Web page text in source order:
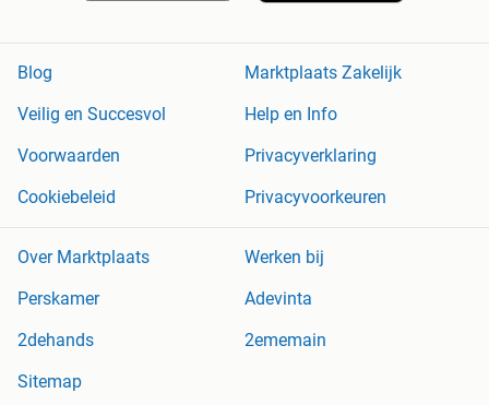
Blog
Marktplaats Zakelijk
Veilig en Succesvol
Help en Info
Voorwaarden
Privacyverklaring
Cookiebeleid
Privacyvoorkeuren
Over Marktplaats
Werken bij
Perskamer
Adevinta
2dehands
2ememain
Sitemap